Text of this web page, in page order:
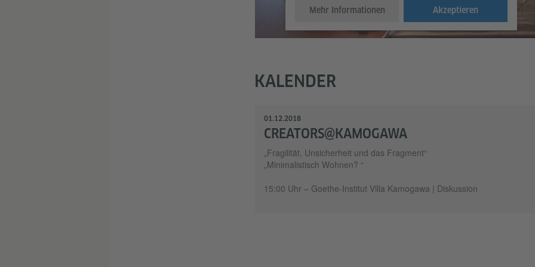
Mehr Informationen Akzeptieren
KALENDER
01.12.2018
CREATORS@KAMOGAWA
„Fragilität, Unsicherheit und das Fragment“
„Minimalistisch Wohnen? “
15:00 Uhr – Goethe-Institut Villa Kamogawa | Diskussion